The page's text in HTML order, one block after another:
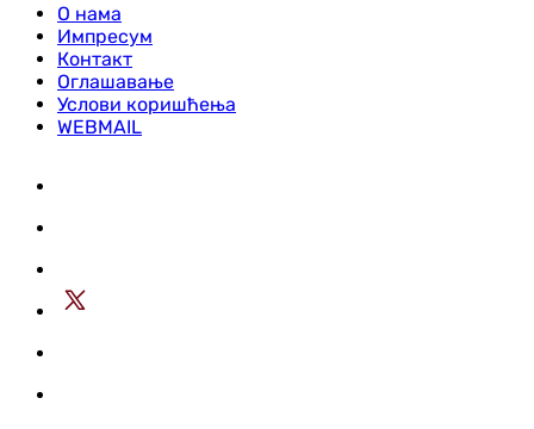
О нама
Импресум
Контакт
Оглашавање
Услови коришћења
WEBMAIL